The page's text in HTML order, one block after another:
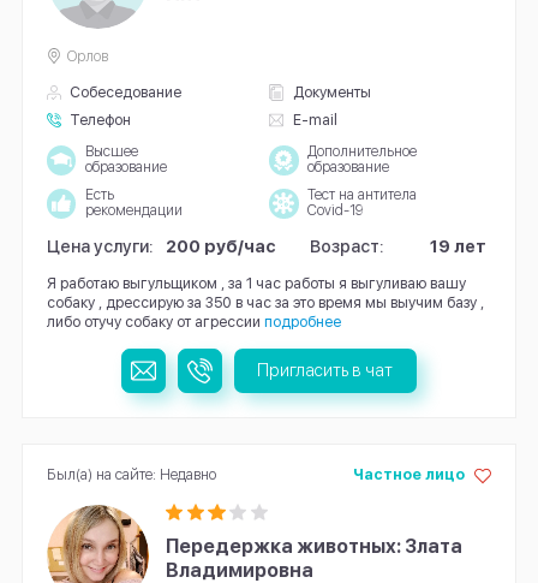
Собеседование
Документы
Телефон
E-mail
Орлов
Высшее
образование
Дополнительное
образование
Есть
рекомендации
Тест на антитела
Covid-19
Цена услуги: 200 руб/час Возраст: 19 лет
Я работаю выгульщиком , за 1 час работы я выгуливаю вашу
собаку , дрессирую за 350 в час за это время мы выучим базу ,
либо отучу собаку от агрессии подробнее
Пригласить в чат
Передержка животных: Злата
Владимировна
Частное лицо
Был(а) на сайте: Недавно